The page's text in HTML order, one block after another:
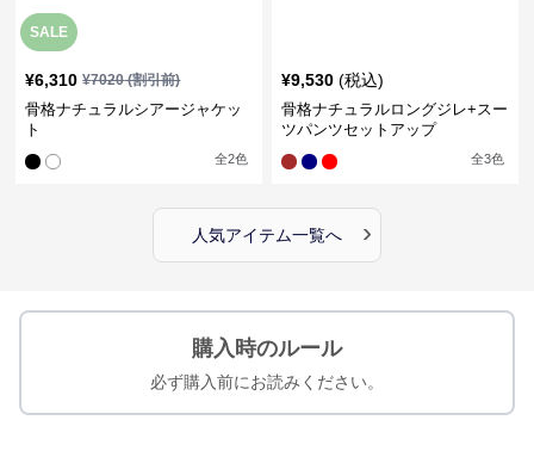
SALE
¥6,310 ¥7020(割引前)
骨格ナチュラルシアージャケッ
ト
全2色
¥9,530 (税込)
骨格ナチュラルロングジレ+スー
ツパンツセットアップ
全3色
人気アイテム一覧へ ›
購入時のルール
必ず購入前にお読みください。